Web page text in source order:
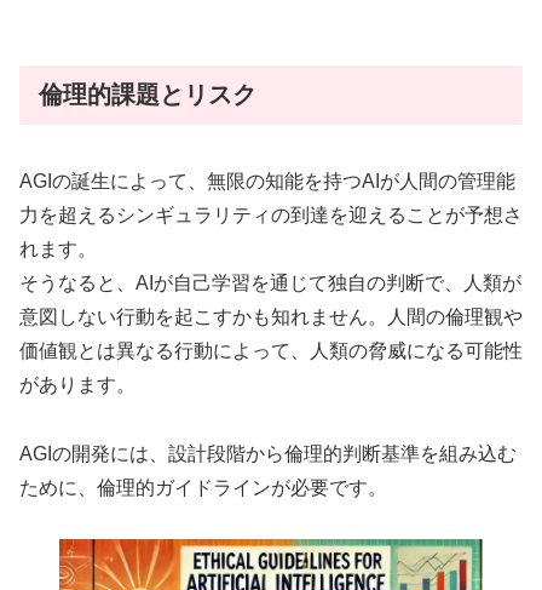
倫理的課題とリスク
AGIの誕生によって、無限の知能を持つAIが人間の管理能
力を超えるシンギュラリティの到達を迎えることが予想さ
れます。
そうなると、AIが自己学習を通じて独自の判断で、人類が
意図しない行動を起こすかも知れません。人間の倫理観や
価値観とは異なる行動によって、人類の脅威になる可能性
があります。
AGIの開発には、設計段階から倫理的判断基準を組み込む
ために、倫理的ガイドラインが必要です。